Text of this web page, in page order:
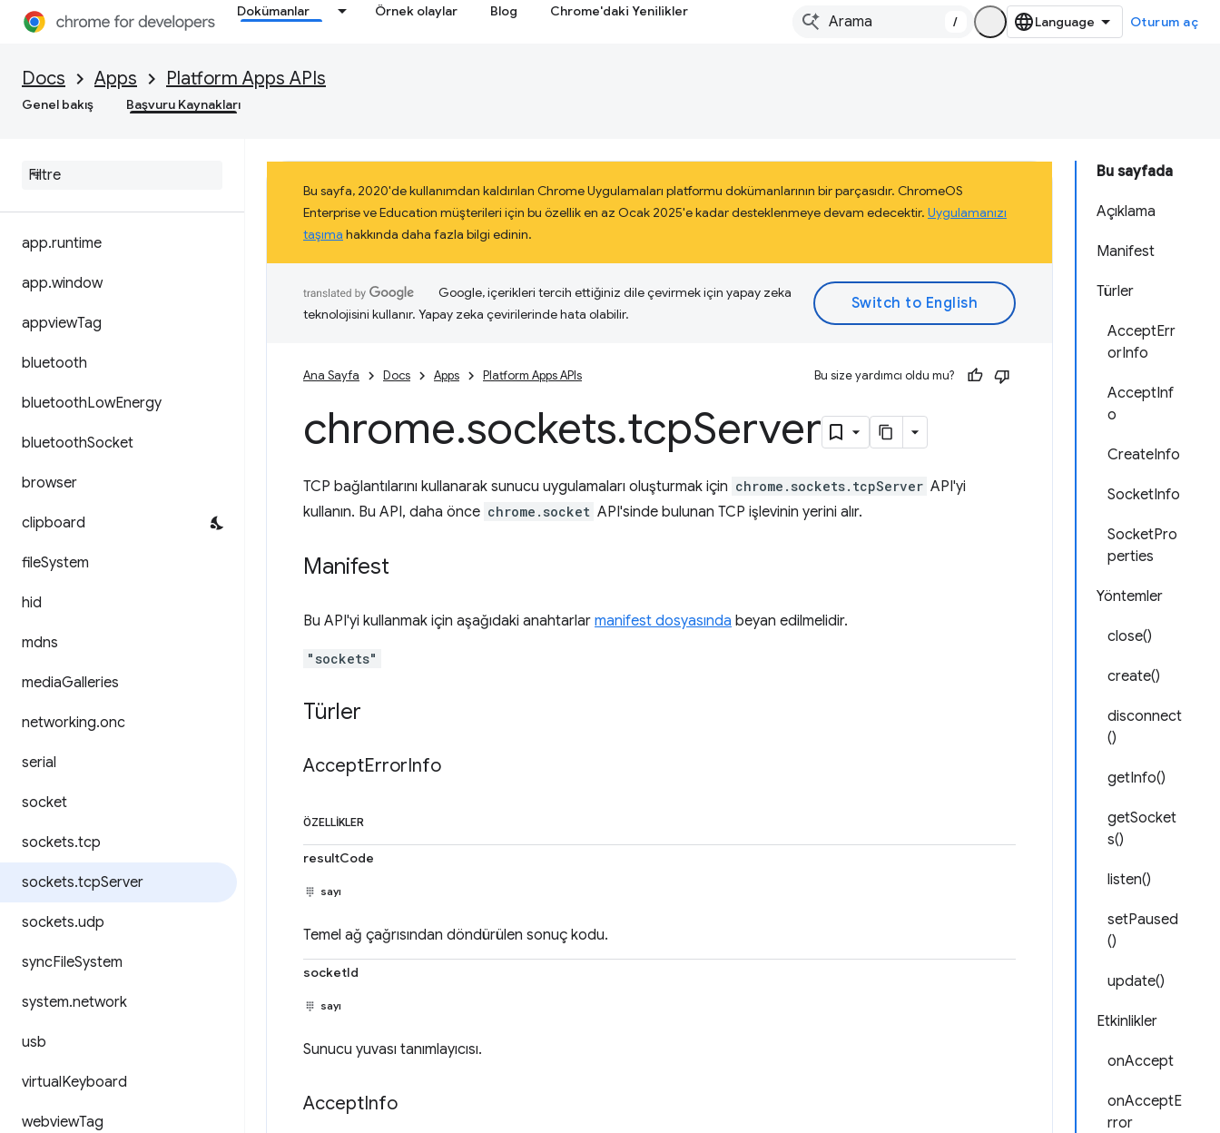
Dokümanlar Örnek olaylar Blog Chrome'daki Yenilikler
/ Oturum aç
Docs Apps Platform Apps APIs
Genel bakış Başvuru Kaynakları
app.runtime
app.window
appviewTag
bluetooth
bluetoothLowEnergy
bluetoothSocket
browser
clipboard
fileSystem
hid
mdns
mediaGalleries
networking.onc
serial
socket
sockets.tcp
sockets.tcpServer
sockets.udp
syncFileSystem
system.network
usb
virtualKeyboard
webviewTag
Bu sayfada
Açıklama
Manifest
Türler
AcceptErr
orInfo
AcceptInf
o
CreateInfo
SocketInfo
SocketPro
perties
Yöntemler
close()
create()
disconnect
()
getInfo()
getSocket
s()
listen()
setPaused
()
update()
Etkinlikler
onAccept
onAcceptE
rror
Bu sayfa, 2020'de kullanımdan kaldırılan Chrome Uygulamaları platformu dokümanlarının bir parçasıdır. ChromeOS
Enterprise ve Education müşterileri için bu özellik en az Ocak 2025'e kadar desteklenmeye devam edecektir. Uygulamanızı
taşıma hakkında daha fazla bilgi edinin.
Google, içerikleri tercih ettiğiniz dile çevirmek için yapay zeka
teknolojisini kullanır. Yapay zeka çevirilerinde hata olabilir.
Ana Sayfa Docs Apps Platform Apps APIs Bu size yardımcı oldu mu?
chrome.sockets.tcpServer
TCP bağlantılarını kullanarak sunucu uygulamaları oluşturmak için chrome.sockets.tcpServer API'yi
kullanın. Bu API, daha önce chrome.socket API'sinde bulunan TCP işlevinin yerini alır.
Manifest
Bu API'yi kullanmak için aşağıdaki anahtarlar manifest dosyasında beyan edilmelidir.
"sockets"
Türler
AcceptErrorInfo
ÖZELLIKLER
resultCode
sayı
Temel ağ çağrısından döndürülen sonuç kodu.
socketId
sayı
Sunucu yuvası tanımlayıcısı.
AcceptInfo